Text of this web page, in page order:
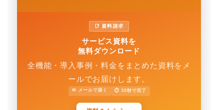
📑 資料請求
サービス資料を
無料ダウンロード
全機能・導入事例・料金をまとめた資料をメ
ールでお届けします。
✉ メールで届く ⏱ 30秒で完了